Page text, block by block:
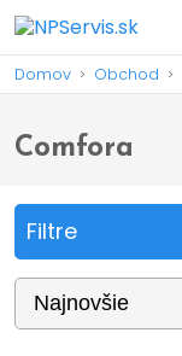
Domov > Obchod >
Comfora
Filtre
Najnovšie